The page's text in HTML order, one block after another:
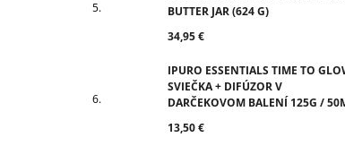
BUTTER JAR (624 G)
34,95 €
IPURO ESSENTIALS TIME TO
SVIEČKA + DIFÚZOR V
DARČEKOVOM BALENÍ 125G /
13,50 €